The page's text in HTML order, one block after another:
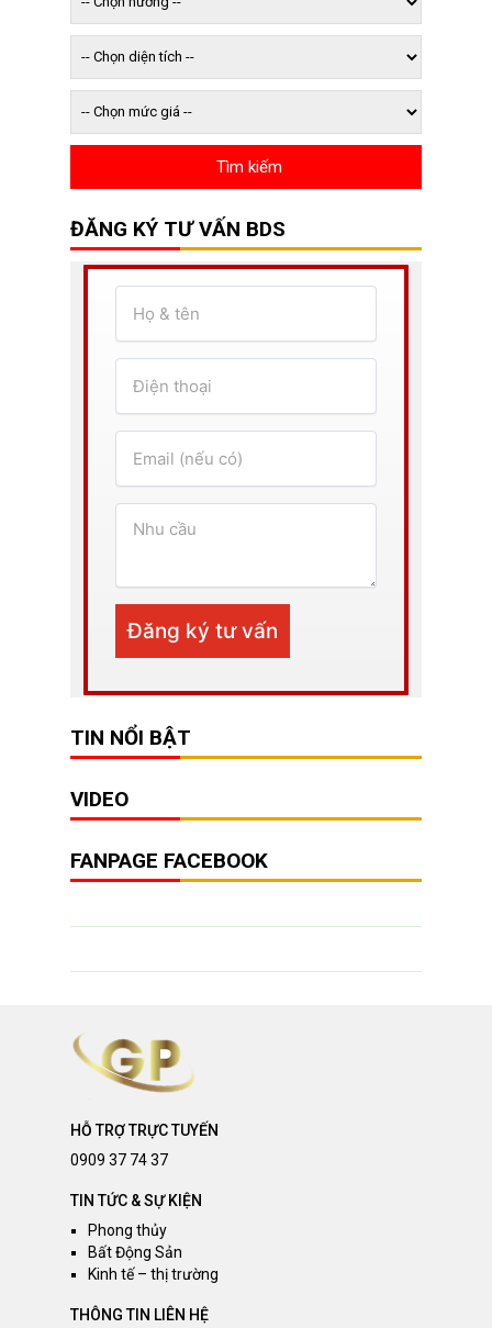
ĐĂNG KÝ TƯ VẤN BDS
TIN NỔI BẬT
VIDEO
FANPAGE FACEBOOK
HỖ TRỢ TRỰC TUYẾN
0909 37 74 37
TIN TỨC & SỰ KIỆN
Phong thủy
Bất Động Sản
Kinh tế – thị trường
THÔNG TIN LIÊN HỆ